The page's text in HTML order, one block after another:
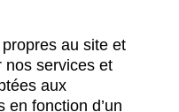
au site et
nos services et
aux
en fonction d’un